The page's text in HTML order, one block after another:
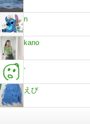
n
kano
.
えび